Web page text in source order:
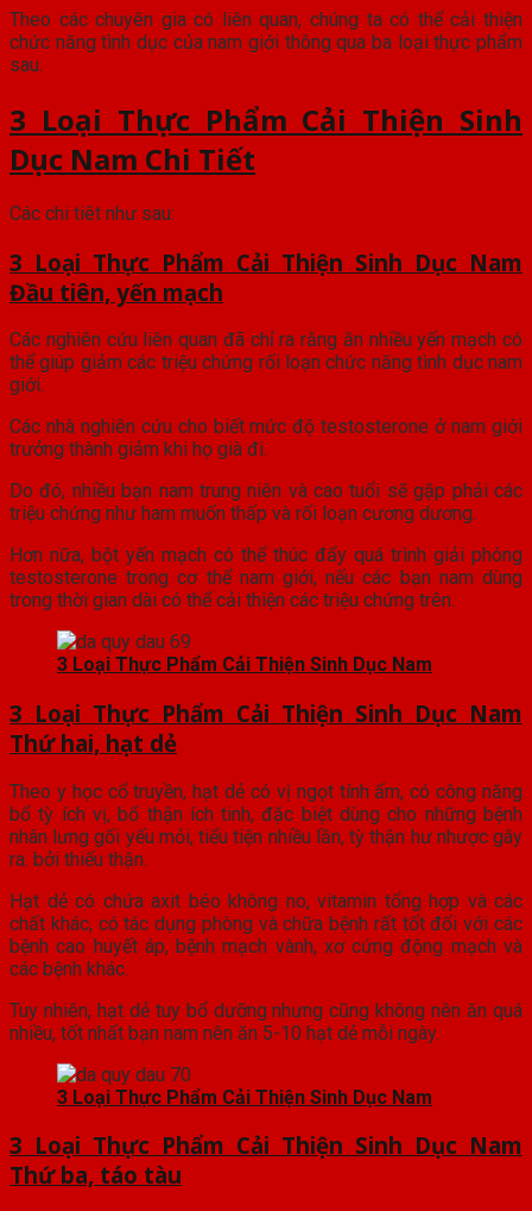
Theo các chuyên gia có liên quan, chúng ta có thể cải thiện
chức năng tình dục của nam giới thông qua ba loại thực phẩm
sau.
3 Loại Thực Phẩm Cải Thiện Sinh
Dục Nam Chi Tiết
Các chi tiêt như sau:
3 Loại Thực Phẩm Cải Thiện Sinh Dục Nam
Đầu tiên, yến mạch
Các nghiên cứu liên quan đã chỉ ra rằng ăn nhiều yến mạch có
thể giúp giảm các triệu chứng rối loạn chức năng tình dục nam
giới.
Các nhà nghiên cứu cho biết mức độ testosterone ở nam giới
trưởng thành giảm khi họ già đi.
Do đó, nhiều bạn nam trung niên và cao tuổi sẽ gặp phải các
triệu chứng như ham muốn thấp và rối loạn cương dương.
Hơn nữa, bột yến mạch có thể thúc đẩy quá trình giải phóng
testosterone trong cơ thể nam giới, nếu các bạn nam dùng
trong thời gian dài có thể cải thiện các triệu chứng trên.
3 Loại Thực Phẩm Cải Thiện Sinh Dục Nam
3 Loại Thực Phẩm Cải Thiện Sinh Dục Nam
Thứ hai, hạt dẻ
Theo y học cổ truyền, hạt dẻ có vị ngọt tính ấm, có công năng
bổ tỳ ích vị, bổ thận ích tinh, đặc biệt dùng cho những bệnh
nhân lưng gối yếu mỏi, tiểu tiện nhiều lần, tỳ thận hư nhược gây
ra. bởi thiếu thận.
Hạt dẻ có chứa axit béo không no, vitamin tổng hợp và các
chất khác, có tác dụng phòng và chữa bệnh rất tốt đối với các
bệnh cao huyết áp, bệnh mạch vành, xơ cứng động mạch và
các bệnh khác.
Tuy nhiên, hạt dẻ tuy bổ dưỡng nhưng cũng không nên ăn quá
nhiều, tốt nhất bạn nam nên ăn 5-10 hạt dẻ mỗi ngày.
3 Loại Thực Phẩm Cải Thiện Sinh Dục Nam
3 Loại Thực Phẩm Cải Thiện Sinh Dục Nam
Thứ ba, táo tàu